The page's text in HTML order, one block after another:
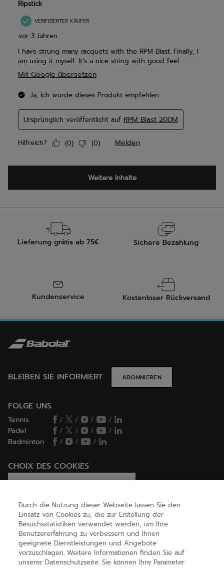
Lieferung grátis ab 75€ Sichere Bezahlung
Kundenservice Kostenloser Rückversand
BLEIBEN SIE INFORMIERT ABONNIEREN
FOLGE UNS
Tennis / / /
/
Padel
/ / /
/
Badminton
/ / /
CHOIX DES COOKIES
HILFE
ÜBER UNS
Durch die Nutzung dieser Webseite lassen Sie den
Einsatz von Cookies zu, die zur Erstellung der
Besuchsstatistiken verwendet werden, um Ihre
Benutzererfahrung zu verbessern und Ihnen
geeignete Dienstleistungen und Angebote
vorzuschlagen. Weitere Informationen finden Sie auf
unserer Datenschutzseite. Sie können Ihre Parameter